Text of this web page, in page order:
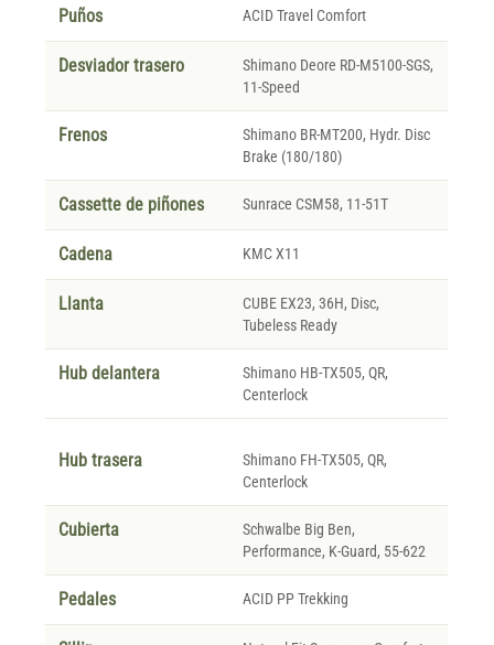
Puños ACID Travel Comfort
Desviador trasero
Shimano Deore RD-M5100-SGS,
11-Speed
Frenos
Shimano BR-MT200, Hydr. Disc
Brake (180/180)
Cassette de piñones Sunrace CSM58, 11-51T
Cadena KMC X11
Llanta
CUBE EX23, 36H, Disc,
Tubeless Ready
Hub delantera
Shimano HB-TX505, QR,
Centerlock
Hub trasera
Shimano FH-TX505, QR,
Centerlock
Cubierta
Schwalbe Big Ben,
Performance, K-Guard, 55-622
Pedales ACID PP Trekking